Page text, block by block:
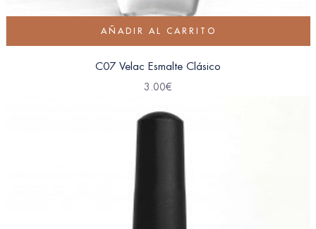
AÑADIR AL CARRITO
C07 Velac Esmalte Clásico
3.00€